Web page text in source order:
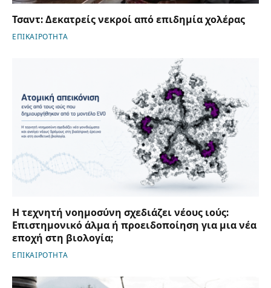
Τσαντ: Δεκατρείς νεκροί από επιδημία χολέρας
ΕΠΙΚΑΙΡΟΤΗΤΑ
Η τεχνητή νοημοσύνη σχεδιάζει νέους ιούς:
Επιστημονικό άλμα ή προειδοποίηση για μια νέα
εποχή στη βιολογία;
ΕΠΙΚΑΙΡΟΤΗΤΑ